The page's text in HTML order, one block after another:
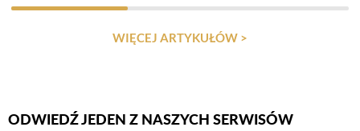
WIĘCEJ ARTYKUŁÓW >
Firmy Rotator
ODWIEDŹ JEDEN Z NASZYCH SERWISÓW